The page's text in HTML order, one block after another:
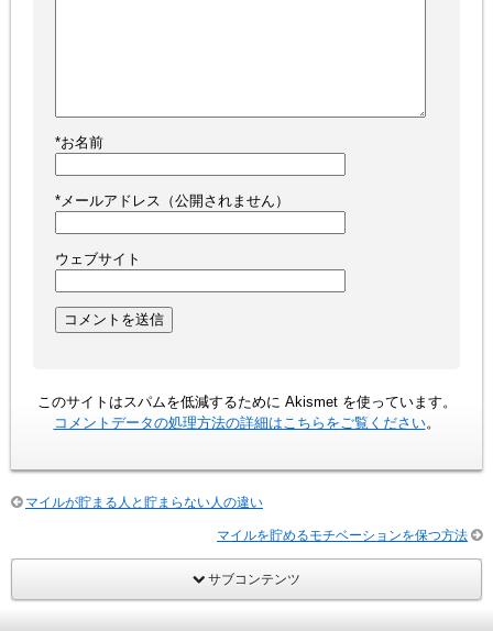
*お名前
* メールアドレス（公開されません）
ウェブサイト
このサイトはスパムを低減するために Akismet を使っています。
コメントデータの処理方法の詳細はこちらをご覧ください。
マイルが貯まる人と貯まらない人の違い
マイルを貯めるモチベーションを保つ方法
サブコンテンツ